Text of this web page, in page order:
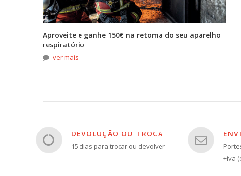
Aproveite e ganhe 150€ na retoma do seu aparelho
respiratório
ver mais
DEVOLUÇÃO OU TROCA
15 dias para trocar ou devolver
+iva